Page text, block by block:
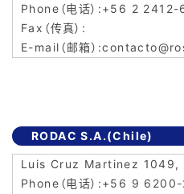
+56 2 2412-
RODAC S.A.(Chile)
Luis Cruz Martinez 1049,
+56 9 6200-